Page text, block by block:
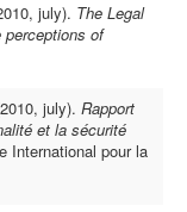
july). The Legal
perceptions of
july). Rapport
et la sécurité
International pour la